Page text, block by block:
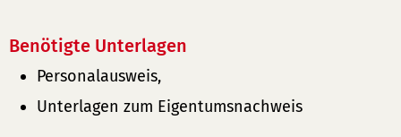
Benötigte Unterlagen
Personalausweis,
Unterlagen zum Eigentumsnachweis